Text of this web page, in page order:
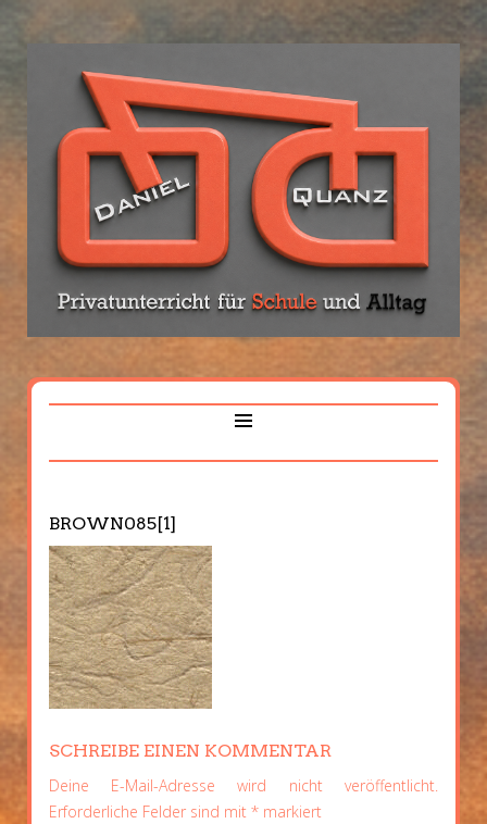
BROWN085[1]
SCHREIBE EINEN KOMMENTAR
Deine E-Mail-Adresse wird nicht veröffentlicht.
Erforderliche Felder sind mit *markiert